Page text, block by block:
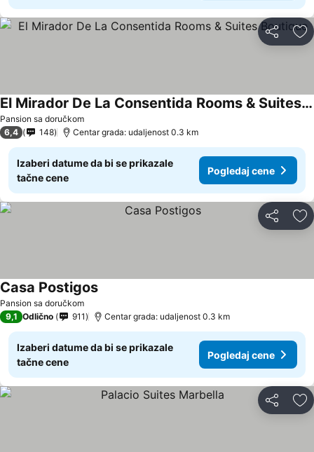
Deli
Pansion sa doručkom
El Mirador De La Consentida Rooms & Suites Boutique
6,4 148 Centar grada: udaljenost 0.3 km
Izaberi datume da bi se prikazale
tačne cene
Pogledaj cene
Deli
Pansion sa doručkom
Casa Postigos
9,1 Odlično 911 Centar grada: udaljenost 0.3 km
Izaberi datume da bi se prikazale
tačne cene
Pogledaj cene
Deli